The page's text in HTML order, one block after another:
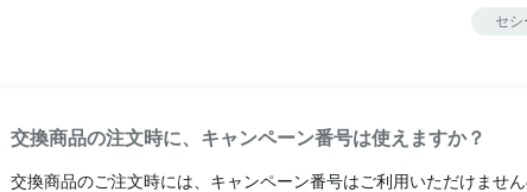
セ
交換商品の注文時に、キャンペーン番号は使えますか？
交換商品のご注文時には、キャンペーン番号はご利用いただけませ